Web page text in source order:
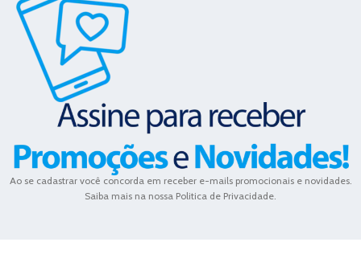
Ao se cadastrar você concorda em receber e-mails promocionais e novidades.
Saiba mais na nossa Politica de Privacidade.